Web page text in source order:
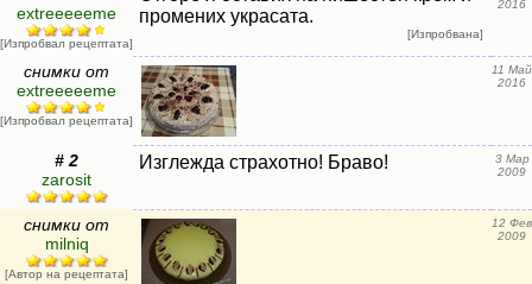
extreeeeeme
[Изпробвал рецептата]
промених украсата.
[Изпробвана]
2016
снимки от
extreeeeeme
[Изпробвал рецептата]
11 Май
2016
# 2
zarosit
Изглежда страхотно! Браво!
3 Мар
2009
снимки от
milniq
[Автор на рецептата]
12 Фев
2009